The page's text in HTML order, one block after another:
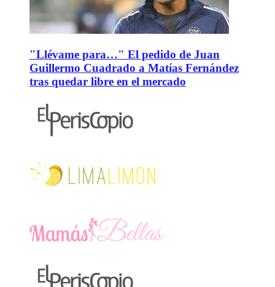
"Llévame para…" El pedido de Juan
Guillermo Cuadrado a Matías Fernández
tras quedar libre en el mercado